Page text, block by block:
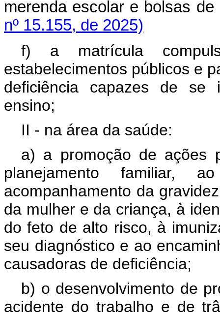
merenda escolar e bolsas
nº 15.155, de 2025)
f) a matrícula
estabelecimentos públicos e
deficiência capazes de se
ensino;
II - na área da saúde:
a) a promoção de ações
planejamento familiar,
acompanhamento da
da mulher e da criança, à
do feto de alto risco, à
seu diagnóstico e ao
causadoras de deficiência;
b) o desenvolvimento de
acidente do trabalho e de